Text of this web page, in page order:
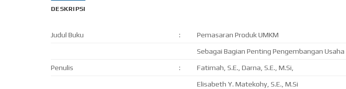
DESKRIPSI
Judul Buku : Pemasaran Produk UMKM
Sebagai Bagian Penting Pengembangan Usaha
Penulis : Fatimah, S.E., Darna, S.E., M.Si,
Elisabeth Y. Matekohy, S.E., M.Si